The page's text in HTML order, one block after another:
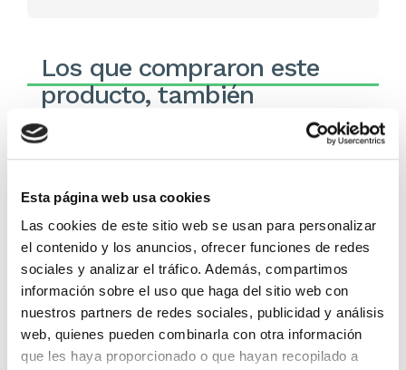
Esta página web usa cookies
Las cookies de este sitio web se usan para personalizar
el contenido y los anuncios, ofrecer funciones de redes
sociales y analizar el tráfico. Además, compartimos
información sobre el uso que haga del sitio web con
nuestros partners de redes sociales, publicidad y análisis
web, quienes pueden combinarla con otra información
que les haya proporcionado o que hayan recopilado a
Los que compraron este
producto, también
compraron
Ama a Dios con toda tu
En la quietud de Su